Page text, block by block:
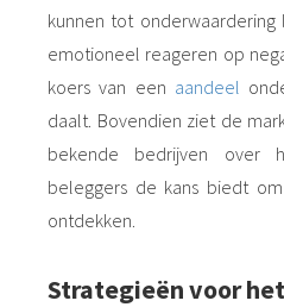
kunnen tot onderwaardering
emotioneel reageren op
koers van een aandeel
daalt. Bovendien ziet de
bekende bedrijven over
beleggers de kans biedt
ontdekken.
Strategieën voor